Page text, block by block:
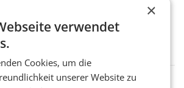
MAILAND/AMSTERDAM. Der
dank Kostensenkungen operativ
Gewinn gemacht und die
Markterwartung deutlich übertroffen.
RETAIL
×
verwendet
Cookies, um die
unserer Website zu